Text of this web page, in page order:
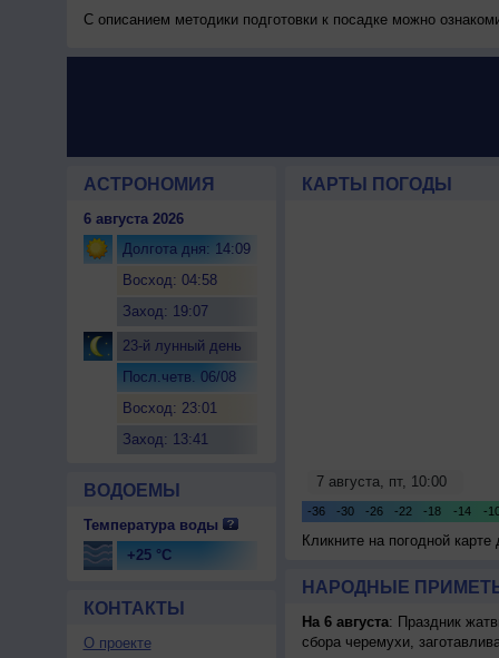
С описанием методики подготовки к посадке можно
АСТРОНОМИЯ
6 августа 2026
Долгота дня: 14:09
Восход: 04:58
Заход: 19:07
23-й лунный день
Посл.четв. 06/08
Восход: 23:01
Заход: 13:41
ВОДОЕМЫ
Температура воды
+25 °C
КОНТАКТЫ
О проекте
КАРТЫ ПОГОДЫ
Кликните на погодной
НАРОДНЫЕ
На 6 августа: Праздник
сбора черемухи,